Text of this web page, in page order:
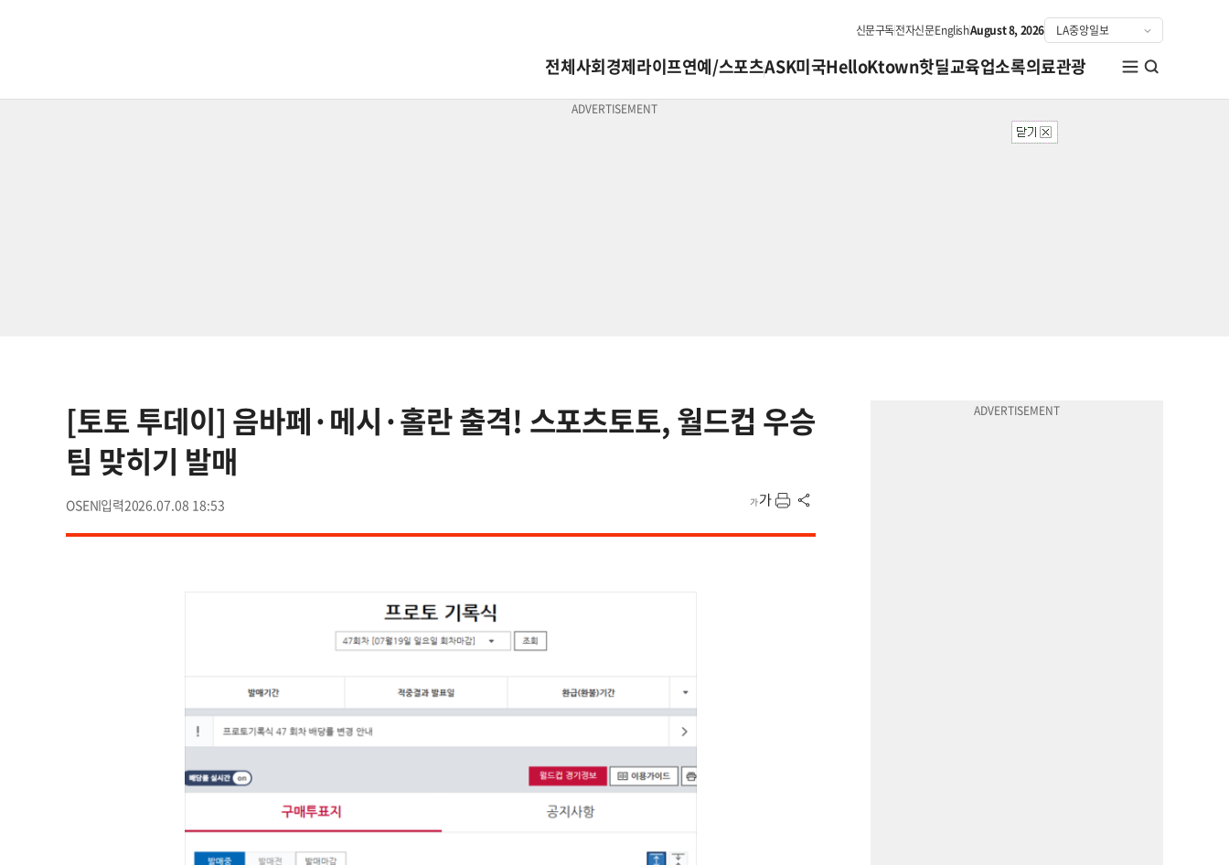
신문구독전자신문EnglishAugust 8, 2026
전체사회경제라이프연예/스포츠ASK미국HelloKtown핫딜교육업소록의료관광
[토토 투데이] 음바페·메시·홀란 출격! 스포츠토토, 월드컵 우승
팀 맞히기 발매
OSEN 2026.07.08 18:53